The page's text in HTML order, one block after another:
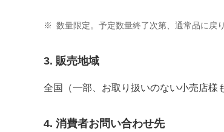
※ 数量限定。予定数量終了次第、通常品に戻り
3. 販売地域
全国（一部、お取り扱いのない小売店様
4. 消費者お問い合わせ先